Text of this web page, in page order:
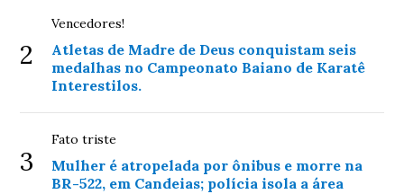
2
Vencedores!
Atletas de Madre de Deus conquistam seis
medalhas no Campeonato Baiano de Karatê
Interestilos.
3
Fato triste
Mulher é atropelada por ônibus e morre na
BR-522, em Candeias; polícia isola a área